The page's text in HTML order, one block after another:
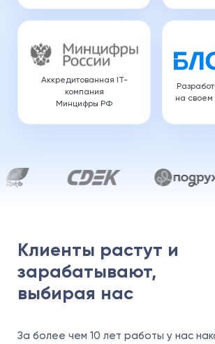
Аккредитованная IT-
компания
Минцифры РФ
на своем
Клиенты растут и
зарабатывают,
выбирая нас
За более чем 10 лет работы у нас